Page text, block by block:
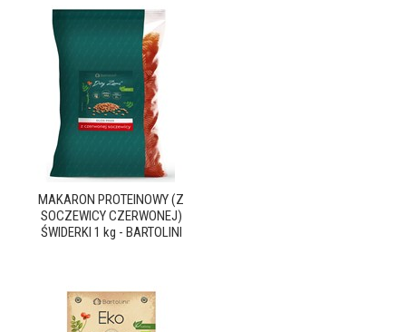
MAKARON PROTEINOWY (Z
SOCZEWICY CZERWONEJ)
ŚWIDERKI 1 kg - BARTOLINI